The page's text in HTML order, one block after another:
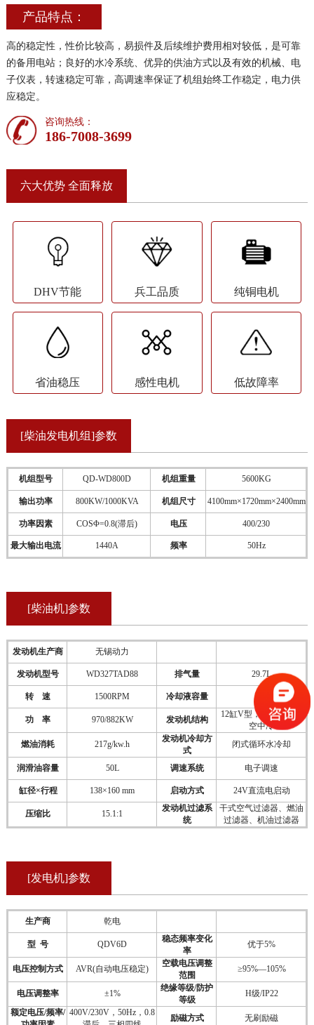
产品特点：
高的稳定性，性价比较高，易损件及后续维护费用相对较低，是可靠
的备用电站；良好的水冷系统、优异的供油方式以及有效的机械、电
子仪表，转速稳定可靠，高调速率保证了机组始终工作稳定，电力供
应稳定。
咨询热线：
186-7008-3699
六大优势 全面释放
DHV节能 兵工品质 纯铜电机
省油稳压 感性电机 低故障率
[柴油发电机组]参数
机组型号 QD-WD800D 机组重量 5600KG
输出功率 800KW/1000KVA 机组尺寸 4100mm×1720mm×2400mm
功率因素 COSΦ=0.8(滞后) 电压 400/230
最大输出电流 1440A 频率 50Hz
[柴油机]参数
发动机生产商 无锡动力
发动机型号 WD327TAD88 排气量 29.7L
转 速 1500RPM 冷却液容量
功 率 970/882KW 发动机结构
12缸V型，四冲程，水
空中冷
燃油消耗
217g/kw.h
发动机冷却方
式
闭式循环水冷却
润滑油容量 50L 调速系统 电子调速
缸径×行程 138×160 mm 启动方式 24V直流电启动
压缩比 15.1:1
发动机过滤系
统
干式空气过滤器、燃油
过滤器、机油过滤器
[发电机]参数
生产商 乾电
型 号 QDV6D
稳态频率变化
率
优于5%
电压控制方式 AVR(自动电压稳定)
空载电压调整
范围
≥95%—105%
电压调整率 ±1%
绝缘等级/防护
等级
H级/IP22
额定电压/频率/ 400V/230V，50Hz，0.8
励磁方式 无刷励磁